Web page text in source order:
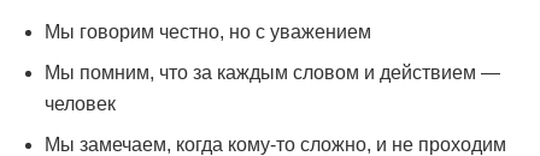
Мы говорим честно, но с уважением
Мы помним, что за каждым словом и действием —
человек
Мы замечаем, когда кому-то сложно, и не проходим